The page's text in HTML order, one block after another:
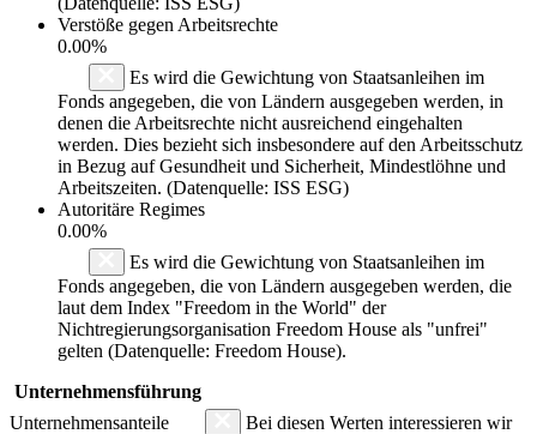
Verstöße gegen Arbeitsrechte
0.00%
Es wird die Gewichtung von Staatsanleihen im
Fonds angegeben, die von Ländern ausgegeben werden, in
denen die Arbeitsrechte nicht ausreichend eingehalten
werden. Dies bezieht sich insbesondere auf den Arbeitsschutz
in Bezug auf Gesundheit und Sicherheit, Mindestlöhne und
Arbeitszeiten. (Datenquelle: ISS ESG)
Autoritäre Regimes
0.00%
Es wird die Gewichtung von Staatsanleihen im
Fonds angegeben, die von Ländern ausgegeben werden, die
laut dem Index "Freedom in the World" der
Nichtregierungsorganisation Freedom House als "unfrei"
gelten (Datenquelle: Freedom House).
Unternehmensführung
Unternehmensanteile
Bei diesen Werten interessieren wir